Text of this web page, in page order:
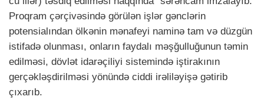
Proqram çərçivəsində görülən işlər gənclərin
potensialından ölkənin mənafeyi naminə tam və düzgün
istifadə olunması, onların faydalı məşğulluğunun təmin
edilməsi, dövlət idarəçiliyi sistemində iştirakının
gerçəkləşdirilməsi yönündə ciddi irəliləyişə gətirib
çıxarıb.